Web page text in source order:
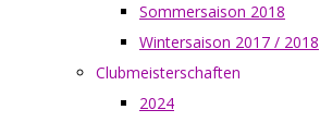
Sommersaison 2018
Wintersaison 2017 / 2018
Clubmeisterschaften
2024